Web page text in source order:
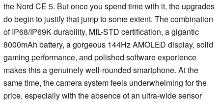
the Nord CE 5. But once you spend time with it, the upgrades
do begin to justify that jump to some extent. The combination
of IP68/IP69K durability, MIL-STD certification, a gigantic
8000mAh battery, a gorgeous 144Hz AMOLED display, solid
gaming performance, and polished software experience
makes this a genuinely well-rounded smartphone. At the
same time, the camera system feels underwhelming for the
price, especially with the absence of an ultra-wide sensor